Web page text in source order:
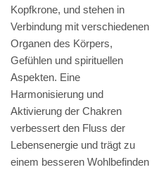
Kopfkrone, und stehen in
Verbindung mit verschiedenen
Organen des Körpers,
Gefühlen und spirituellen
Aspekten. Eine
Harmonisierung und
Aktivierung der Chakren
verbessert den Fluss der
Lebensenergie und trägt zu
einem besseren Wohlbefinden